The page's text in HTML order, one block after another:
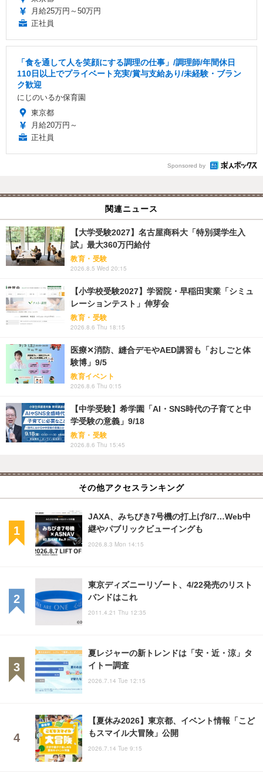
月給25万円～50万円
正社員
「食を通して人を笑顔にする調理の仕事」/調理師/年間休日
110日以上でプライベート充実/賞与支給あり/未経験・ブラン
ク歓迎
にじのいるか保育園
東京都
月給20万円～
正社員
Sponsored by
関連ニュース
【大学受験2027】名古屋商科大「特別奨学生入
試」最大360万円給付
教育・受験
2026.8.5 Wed 20:15
【小学校受験2027】学習院・早稲田実業「シミュ
レーションテスト」伸芽会
教育・受験
2026.8.6 Thu 18:15
医療✕消防、縫合デモやAED講習も「おしごと体
験博」9/5
教育イベント
2026.8.6 Thu 0:15
【中学受験】希学園「AI・SNS時代の子育てと中
学受験の意義」9/18
教育・受験
2026.8.6 Thu 15:45
その他アクセスランキング
JAXA、みちびき7号機の打上げ8/7…Web中
継やパブリックビューイングも
2026.8.3 Mon 14:15
東京ディズニーリゾート、4/22発売のリスト
バンドはこれ
2011.4.21 Thu 12:35
夏レジャーの新トレンドは「安・近・涼」タ
イトー調査
2026.7.14 Tue 12:15
【夏休み2026】東京都、イベント情報「こど
もスマイル大冒険」公開
2026.7.14 Tue 9:15